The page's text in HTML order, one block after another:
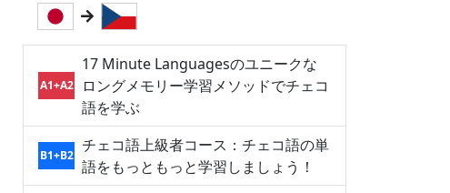
A1+A2
17 Minute Languagesのユニークな
ロングメモリー学習メソッドでチェコ
語を学ぶ
B1+B2
チェコ語上級者コース：チェコ語の単
語をもっともっと学習しましょう！